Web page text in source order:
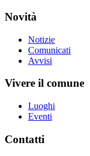
Novità
Notizie
Comunicati
Avvisi
Vivere il comune
Luoghi
Eventi
Contatti